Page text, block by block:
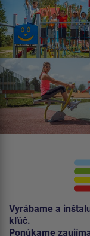
Vyrábame a
kľúč.
Ponúkame